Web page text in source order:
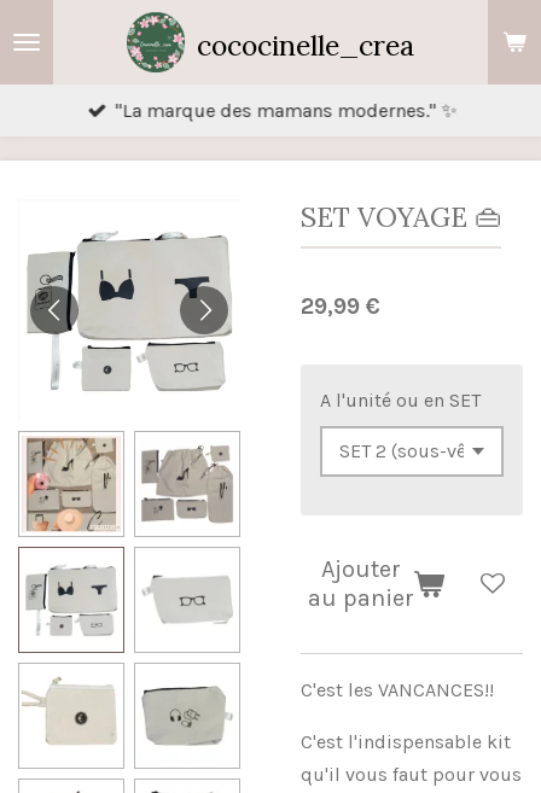
cococinelle_crea
"La marque des mamans modernes." ✨
SET VOYAGE 👜
29,99 €
A l'unité ou en SET
Ajouter
au panier
C'est les VANCANCES!!
C'est l'indispensable kit
qu'il vous faut pour vous